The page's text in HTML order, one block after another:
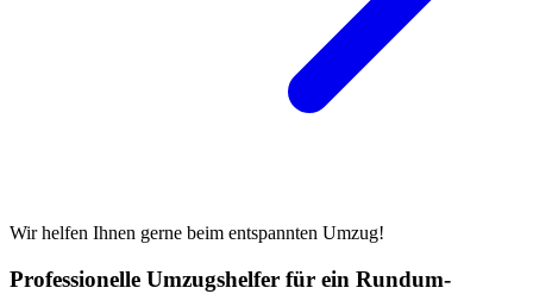
Wir helfen Ihnen gerne beim entspannten Umzug!
Professionelle Umzugshelfer für ein Rundum-